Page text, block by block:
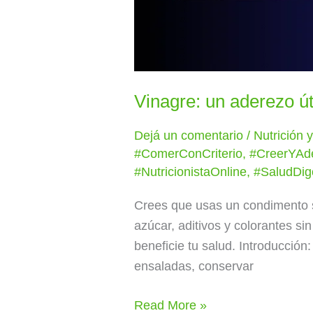
Vinagre: un aderezo
Dejá un comentario / Nutrición
#ComerConCriterio,
#NutricionistaOnline,
Crees que usas un
azúcar, aditivos y colorantes
beneficie tu salud.
ensaladas, conservar
Read More »